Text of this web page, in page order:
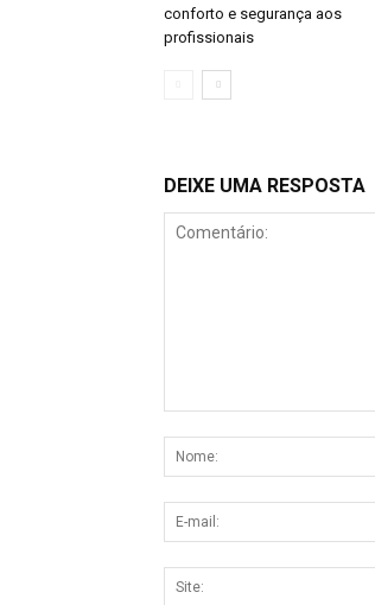
conforto e segurança aos
profissionais
DEIXE UMA RESPOSTA